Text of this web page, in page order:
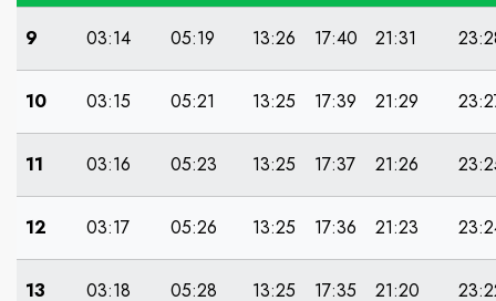
9 03:14 05:19 13:26 17:40 21:31
10 03:15 05:21 13:25 17:39 21:29
11 03:16 05:23 13:25 17:37 21:26
12 03:17 05:26 13:25 17:36 21:23
13 03:18 05:28 13:25 17:35 21:20